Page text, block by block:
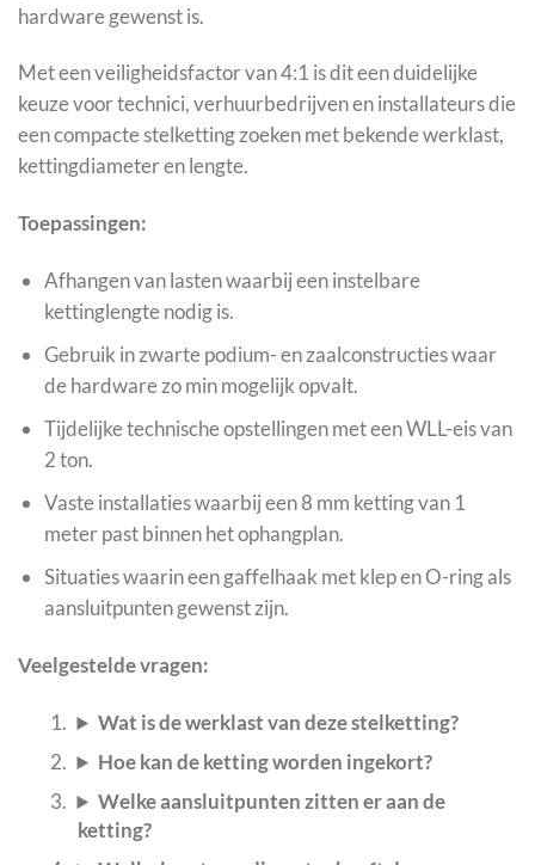
hardware gewenst is.
Met een veiligheidsfactor van 4:1 is dit een duidelijke
keuze voor technici, verhuurbedrijven en installateurs die
een compacte stelketting zoeken met bekende werklast,
kettingdiameter en lengte.
Toepassingen:
Afhangen van lasten waarbij een instelbare
kettinglengte nodig is.
Gebruik in zwarte podium- en zaalconstructies waar
de hardware zo min mogelijk opvalt.
Tijdelijke technische opstellingen met een WLL-eis van
2 ton.
Vaste installaties waarbij een 8 mm ketting van 1
meter past binnen het ophangplan.
Situaties waarin een gaffelhaak met klep en O-ring als
aansluitpunten gewenst zijn.
Veelgestelde vragen:
Wat is de werklast van deze stelketting?
Hoe kan de ketting worden ingekort?
Welke aansluitpunten zitten er aan de
ketting?